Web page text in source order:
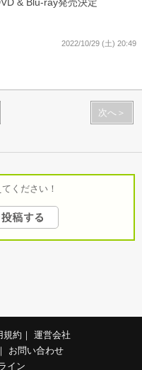
2022/10/29 (土) 20:49
次へ＞
ください！
規約 ｜ 運営会社
｜
お問い合わせ
イン